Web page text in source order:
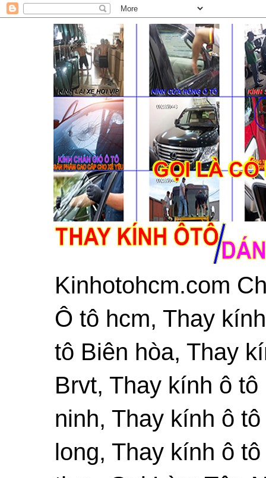
Kinhotohcm.com
Ô tô hcm, Thay
tô Biên hòa, Thay
Brvt, Thay kính ô
ninh, Thay kính ô
long, Thay kính ô